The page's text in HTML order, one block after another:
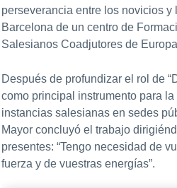
perseverancia entre los novicios y
Barcelona de un centro de
Salesianos Coadjutores de
Después de profundizar el rol de
como principal instrumento para
instancias salesianas en sedes
Mayor concluyó el trabajo
presentes: “Tengo necesidad de
fuerza y de vuestras energías”.